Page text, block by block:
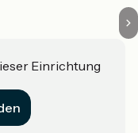
Einrichtung